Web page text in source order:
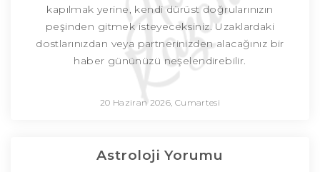
kapılmak yerine, kendi dürüst doğrularınızın
peşinden gitmek isteyeceksiniz. Uzaklardaki
dostlarınızdan veya partnerinizden alacağınız bir
haber gününüzü neşelendirebilir.
20 Haziran 2026, Cumartesi
Astroloji Yorumu